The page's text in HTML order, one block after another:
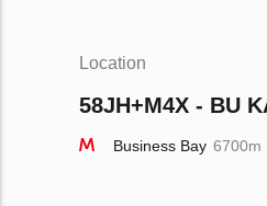
Location
58JH+M4X - BU
Business Bay 6700m